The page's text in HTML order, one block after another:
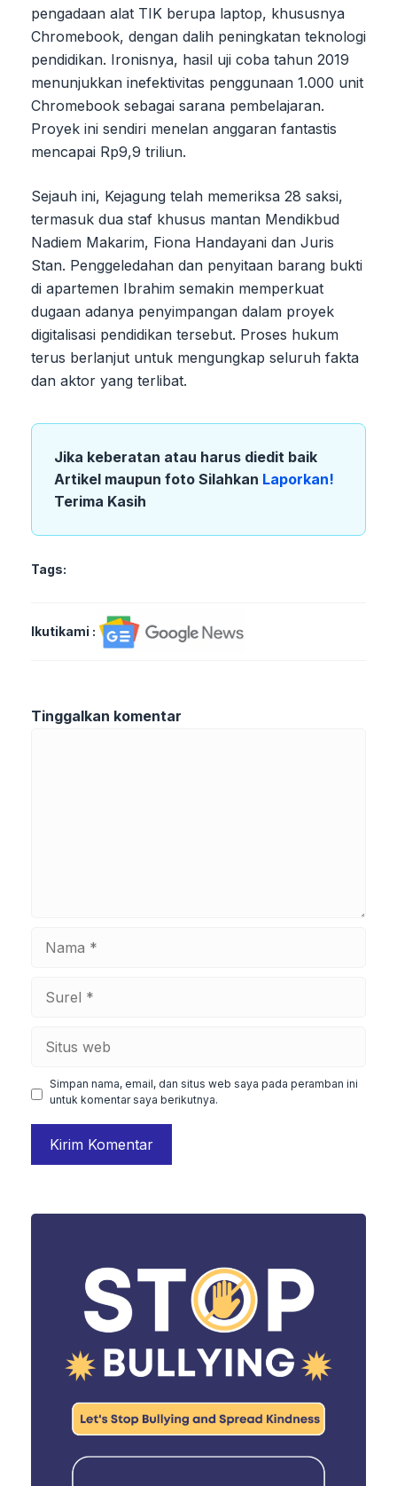
pengadaan alat TIK berupa laptop, khususnya
Chromebook, dengan dalih peningkatan teknologi
pendidikan. Ironisnya, hasil uji coba tahun 2019
menunjukkan inefektivitas penggunaan 1.000 unit
Chromebook sebagai sarana pembelajaran.
Proyek ini sendiri menelan anggaran fantastis
mencapai Rp9,9 triliun.
Sejauh ini, Kejagung telah memeriksa 28 saksi,
termasuk dua staf khusus mantan Mendikbud
Nadiem Makarim, Fiona Handayani dan Juris
Stan. Penggeledahan dan penyitaan barang bukti
di apartemen Ibrahim semakin memperkuat
dugaan adanya penyimpangan dalam proyek
digitalisasi pendidikan tersebut. Proses hukum
terus berlanjut untuk mengungkap seluruh fakta
dan aktor yang terlibat.
Jika keberatan atau harus diedit baik
Artikel maupun foto Silahkan Laporkan!
Terima Kasih
Tags:
Ikutikami :
Tinggalkan komentar
Simpan nama, email, dan situs web saya pada peramban ini
untuk komentar saya berikutnya.